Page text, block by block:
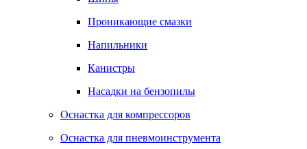
Проникающие смазки
Напильники
Канистры
Насадки на бензопилы
Оснастка для компрессоров
Оснастка для пневмоинструмента